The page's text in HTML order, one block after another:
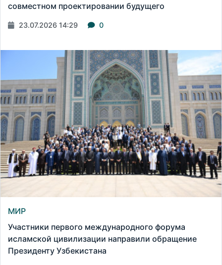
совместном проектировании будущего
23.07.2026 14:29 0
МИР
Участники первого международного форума
исламской цивилизации направили обращение
Президенту Узбекистана